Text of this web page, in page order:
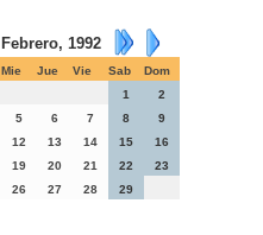
Febrero, 1992
Mie Jue Vie Sab
Dom
1
2
5 6 7 8
9
12 13 14 15
16
19 20 21 22
23
26 27 28 29